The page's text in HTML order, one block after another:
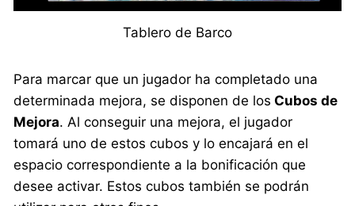
Tablero de Barco
Para marcar que un jugador ha completado una
determinada mejora, se disponen de los Cubos de
Mejora. Al conseguir una mejora, el jugador
tomará uno de estos cubos y lo encajará en el
espacio correspondiente a la bonificación que
desee activar. Estos cubos también se podrán